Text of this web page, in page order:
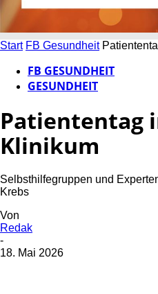
Start FB Gesundheit
FB GESUNDHEIT
GESUNDHEIT
Patiententag
Klinikum
Selbsthilfegruppen und
Krebs
Von
Redak
-
18. Mai 2026